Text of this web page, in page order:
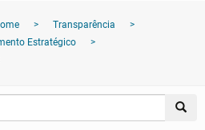
> Transparência
>
Estratégico
>